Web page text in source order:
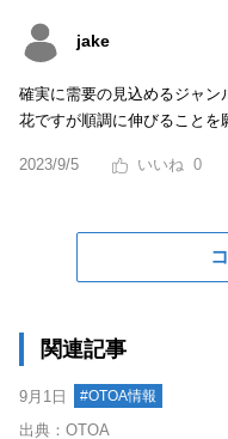
jake
確実に需要の見込めるジャ
花ですが順調に伸びることを
2023/9/5 0
関連記事
9月1日 #OTOA情報
出典：OTOA